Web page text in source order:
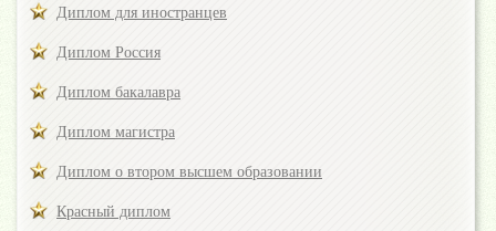
Диплом для иностранцев
Диплом Россия
Диплом бакалавра
Диплом магистра
Диплом о втором высшем образовании
Красный диплом